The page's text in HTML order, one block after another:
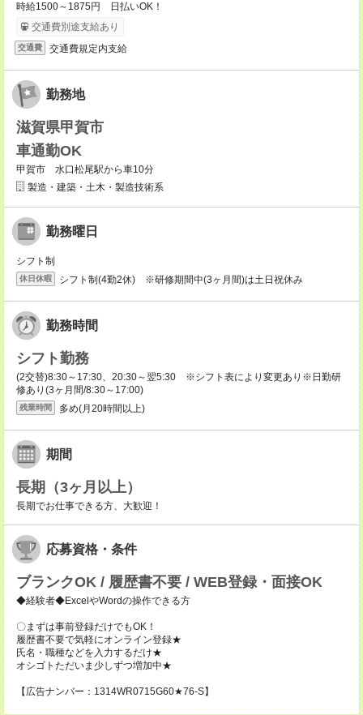
時給1500～1875円 日払いOK！
交通費別途支給あり
交通費 交通費規定内支給
勤務地
滋賀県甲賀市
車通勤OK
甲賀市 水口松尾駅から車10分
製造・建築・土木・製造技術系
勤務曜日
シフト制
休日休暇 シフト制(4勤2休) ※研修期間中(3ヶ月間)は土日祝休み
勤務時間
シフト勤務
(2交替)8:30～17:30、20:30～翌5:30 ※シフト表により変更あり※日勤研
修あり(3ヶ月間/8:30～17:00)
残業時間 多め(月20時間以上)
期間
長期（3ヶ月以上）
長期でお仕事できる方、大歓迎！
応募資格・条件
ブランクOK / 履歴書不要 / WEB登録・面接OK
◆経験者◆ExcelやWordの操作できる方
〇まずは事前登録だけでもOK！
履歴書不要で気軽にオンライン登録★
氏名・職種などを入力するだけ★
オシゴトただいま少しずつ増加中★
【広告ナンバー：1314WR0715G60★76-S】